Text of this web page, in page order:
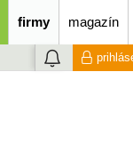
firmy magazín